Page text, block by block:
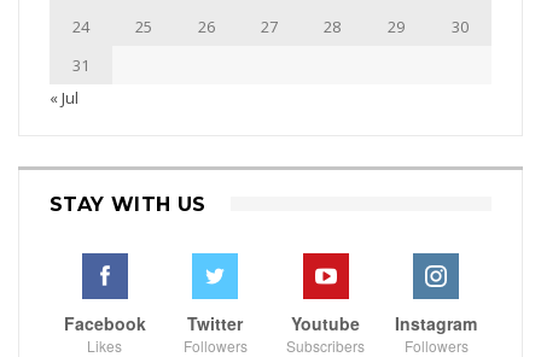
24
25 26 27 28 29
30
31
« Jul
STAY WITH US
Facebook
Likes
Twitter
Followers
Youtube
Subscribers
Instagram
Followers